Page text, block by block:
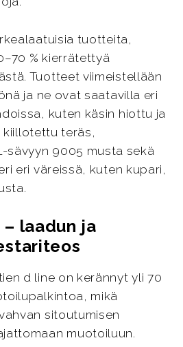
tuotteita,
% kierrätettyä
Tuotteet viimeistellään
ja ne ovat saatavilla eri
kuten käsin hiottu ja
kiillotettu teräs,
sävyyn 9005 musta sekä
eri väreissä, kuten kupari,
laadun ja
d line on kerännyt yli 70
mikä
sitoutumisen
muotoiluun.